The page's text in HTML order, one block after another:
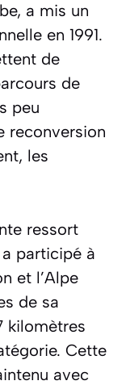
a mis un
en 1991.
de
de
peu
reconversion
les
ressort
participé à
et l’Alpe
de sa
kilomètres
Cette
avec